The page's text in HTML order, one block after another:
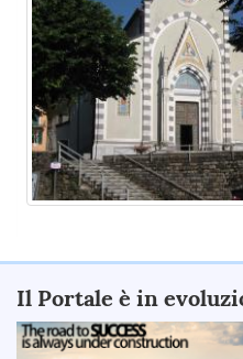
Il Portale è in